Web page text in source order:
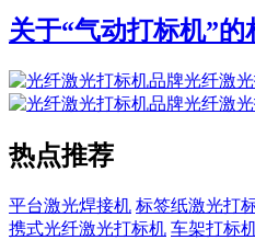
关于“气动打标机”的
光纤激
光纤激
热点推荐
平台激光焊接机 标签纸激光打
携式光纤激光打标机 车架打标